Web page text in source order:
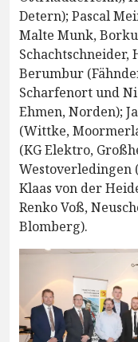
Detern); Pascal
Malte Munk,
Schachtschneider,
Berumbur
Scharfenort und
Ehmen, Norden);
(Wittke,
(KG Elektro,
Westoverledingen
Klaas von der
Renko Voß,
Blomberg).